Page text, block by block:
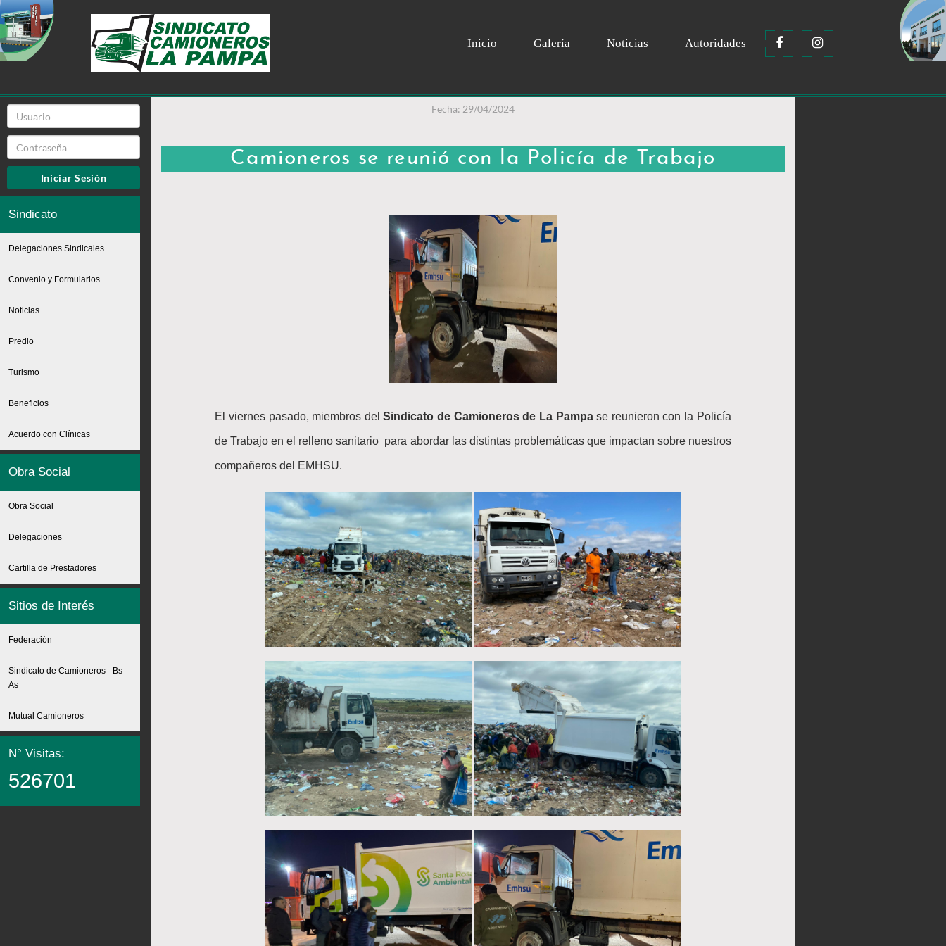
Inicio Galería Noticias Autoridades
Iniciar Sesión
Sindicato
Delegaciones Sindicales
Convenio y Formularios
Noticias
Predio
Turismo
Beneficios
Acuerdo con Clínicas
Obra Social
Obra Social
Delegaciones
Cartilla de Prestadores
Sitios de Interés
Federación
Sindicato de Camioneros - Bs
As
Mutual Camioneros
N° Visitas:
526701
Fecha: 29/04/2024
Camioneros se reunió con la Policía de Trabajo
El viernes pasado, miembros delSindicato de Camioneros de La Pampase reunieron con la Policía
de Trabajo en el relleno sanitario para abordar las distintas problemáticas que impactan sobre nuestros
compañeros del EMHSU.